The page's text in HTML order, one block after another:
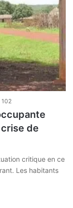
102
de
critique en ce
Les habitants